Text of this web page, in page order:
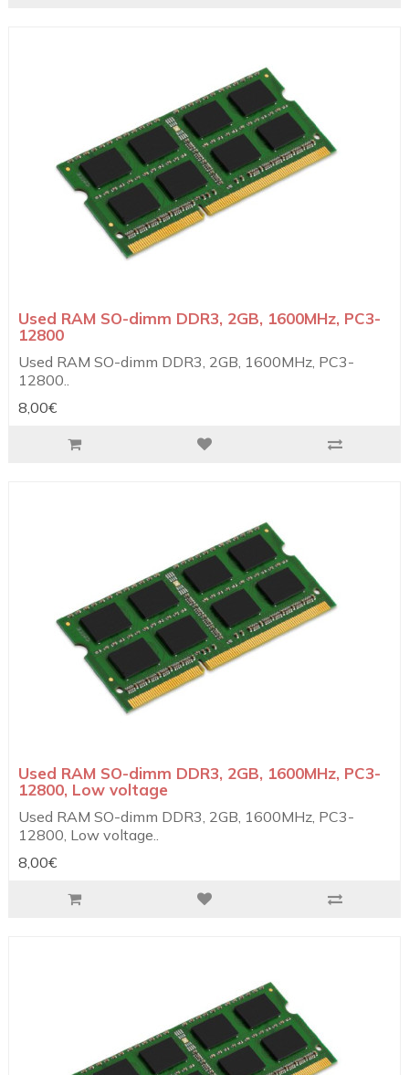
Used RAM SO-dimm DDR3, 2GB, 1600MHz, PC3-
12800
Used RAM SO-dimm DDR3, 2GB, 1600MHz, PC3-
12800..
8,00€
Used RAM SO-dimm DDR3, 2GB, 1600MHz, PC3-
12800, Low voltage
Used RAM SO-dimm DDR3, 2GB, 1600MHz, PC3-
12800, Low voltage..
8,00€